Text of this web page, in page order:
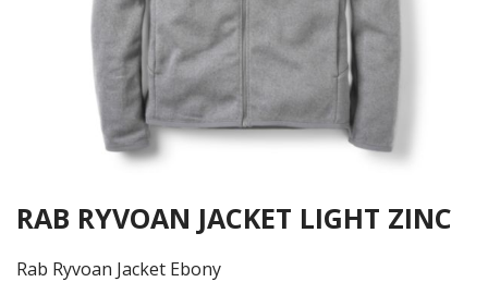
RAB RYVOAN JACKET LIGHT ZINC
Rab Ryvoan Jacket Ebony